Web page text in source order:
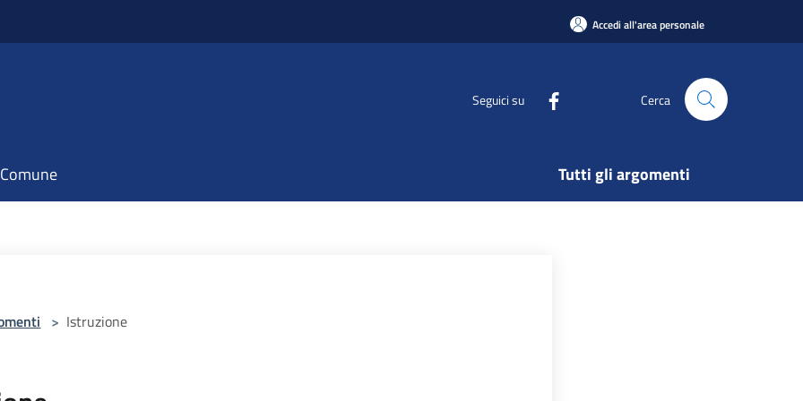
Accedi all'area personale
Seguici su Cerca
Tutti gli argomenti
> Istruzione